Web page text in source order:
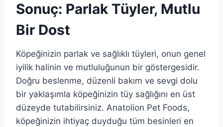
Sonuç: Parlak Tüyler, Mutlu
Bir Dost
Köpeğinizin parlak ve sağlıklı tüyleri, onun genel
iyilik halinin ve mutluluğunun bir göstergesidir.
Doğru beslenme, düzenli bakım ve sevgi dolu
bir yaklaşımla köpeğinizin tüy sağlığını en üst
düzeyde tutabilirsiniz. Anatolion Pet Foods,
köpeğinizin ihtiyaç duyduğu tüm besinleri en